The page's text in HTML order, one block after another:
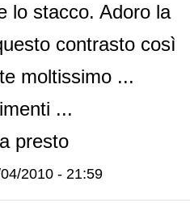
lo stacco. Adoro la
contrasto così
moltissimo ...
...
presto
2010 - 21:59